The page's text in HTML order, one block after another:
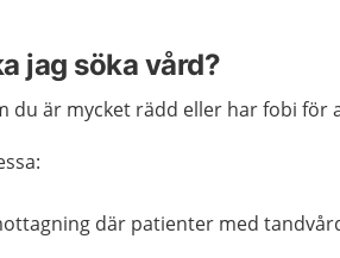
jag söka vård?
du är mycket rädd eller har fobi för
där patienter med